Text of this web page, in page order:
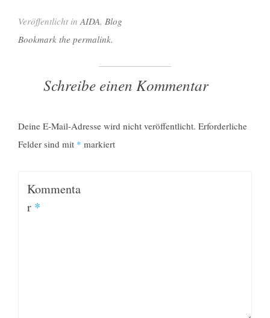
Veröffentlicht inAIDA, Blog
Bookmark the permalink.
Schreibe einen Kommentar
Deine E-Mail-Adresse wird nicht veröffentlicht. Erforderliche
Felder sind mit * markiert
Kommenta
r *